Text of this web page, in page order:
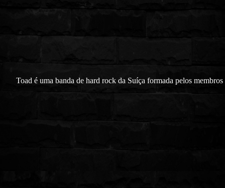
Toad é uma banda de hard rock da Suíça formada pelos